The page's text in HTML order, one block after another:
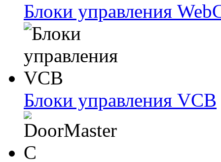
Блоки упрaвлeния
Блоки упрaвлeния VCB